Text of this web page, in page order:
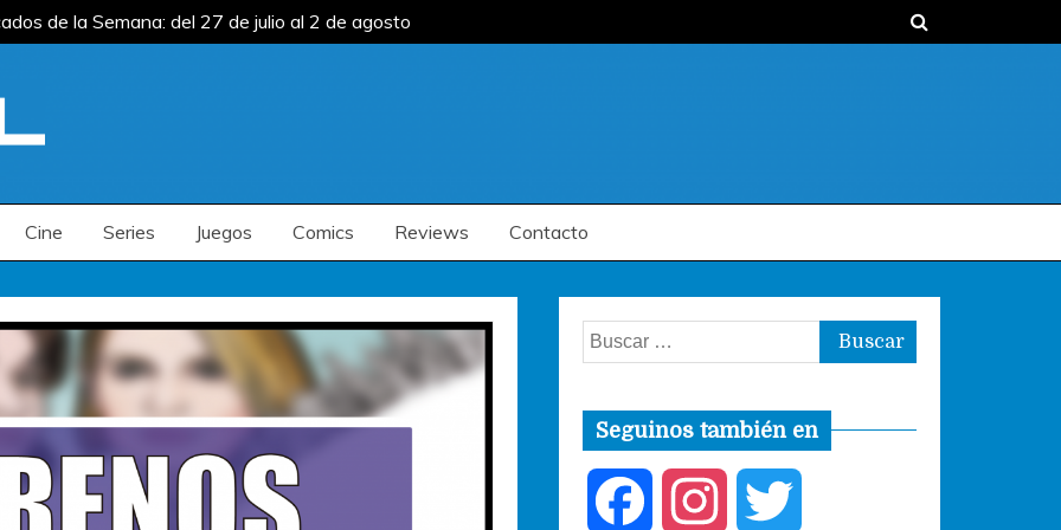
de la Semana: del 27 de julio al 2 de agosto
de la Semana: del 27 de julio al 2 de agosto
de la Semana: del 13 al 19 de julio
Cine Series Juegos Comics Reviews Contacto
Buscar:
Seguinos también en